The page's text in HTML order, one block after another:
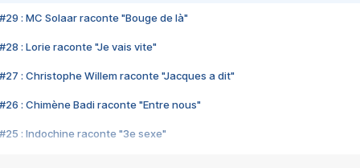
#29 : MC Solaar raconte "Bouge de là"
#28 : Lorie raconte "Je vais vite"
#27 : Christophe Willem raconte "Jacques a dit"
#26 : Chimène Badi raconte "Entre nous"
#25 : Indochine raconte "3e sexe"